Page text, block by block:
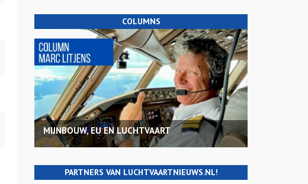
COLUMNS
MIJNBOUW, EU EN LUCHTVAART
PARTNERS VAN LUCHTVAARTNIEUWS.NL!